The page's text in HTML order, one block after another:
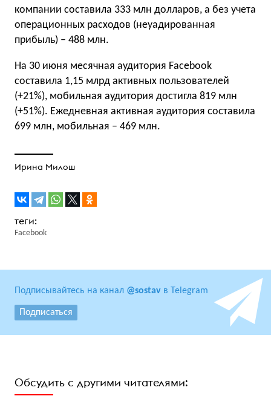
компании составила 333 млн долларов, а без учета
операционных расходов (неуадированная
прибыль) – 488 млн.
На 30 июня месячная аудитория Facebook
составила 1,15 млрд активных пользователей
(+21%), мобильная аудитория достигла 819 млн
(+51%). Ежедневная активная аудитория составила
699 млн, мобильная – 469 млн.
Ирина Милош
Facebook
Подписывайтесь на канал @sostav в Telegram
Подписаться
Обсудить с другими читателями: